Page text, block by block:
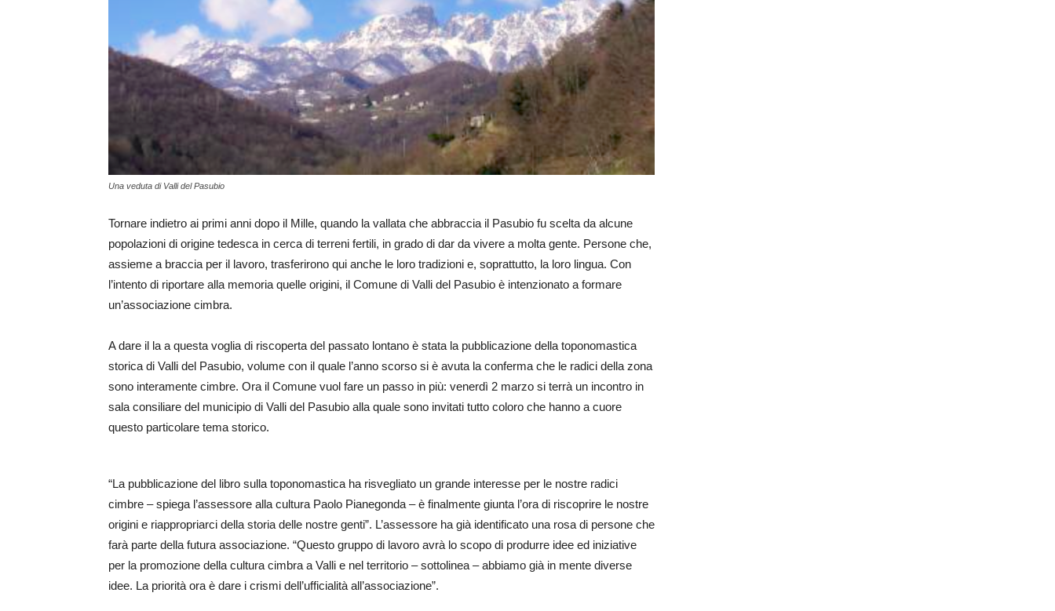
Una veduta di Valli del Pasubio
Tornare indietro ai primi anni dopo il Mille, quando la vallata che abbraccia il Pasubio fu scelta da alcune
popolazioni di origine tedesca in cerca di terreni fertili, in grado di dar da vivere a molta gente. Persone che,
assieme a braccia per il lavoro, trasferirono qui anche le loro tradizioni e, soprattutto, la loro lingua. Con
l’intento di riportare alla memoria quelle origini, il Comune di Valli del Pasubio è intenzionato a formare
un’associazione cimbra.
A dare il la a questa voglia di riscoperta del passato lontano è stata la pubblicazione della toponomastica
storica di Valli del Pasubio, volume con il quale l’anno scorso si è avuta la conferma che le radici della zona
sono interamente cimbre. Ora il Comune vuol fare un passo in più: venerdì 2 marzo si terrà un incontro in
sala consiliare del municipio di Valli del Pasubio alla quale sono invitati tutto coloro che hanno a cuore
questo particolare tema storico.
“La pubblicazione del libro sulla toponomastica ha risvegliato un grande interesse per le nostre radici
cimbre – spiega l’assessore alla cultura Paolo Pianegonda – è finalmente giunta l’ora di riscoprire le nostre
origini e riappropriarci della storia delle nostre genti”. L’assessore ha già identificato una rosa di persone che
farà parte della futura associazione. “Questo gruppo di lavoro avrà lo scopo di produrre idee ed iniziative
per la promozione della cultura cimbra a Valli e nel territorio – sottolinea – abbiamo già in mente diverse
idee. La priorità ora è dare i crismi dell’ufficialità all’associazione”.